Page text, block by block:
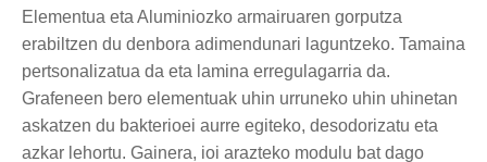
Elementua eta Aluminiozko armairuaren gorputza
erabiltzen du denbora adimendunari laguntzeko. Tamaina
pertsonalizatua da eta lamina erregulagarria da.
Grafeneen bero elementuak uhin urruneko uhin uhinetan
askatzen du bakterioei aurre egiteko, desodorizatu eta
azkar lehortu. Gainera, ioi arazteko modulu bat dago